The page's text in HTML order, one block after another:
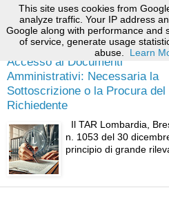
26 gennaio 2025
Accesso ai Documenti
Amministrativi: Necessaria la
Sottoscrizione o la Procura del
Richiedente
Il TAR Lombardia,
n. 1053 del 30
principio di grande
This site uses cookies from
analyze traffic. Your IP address
Google along with performance and
of service, generate usage
abuse.
Learn